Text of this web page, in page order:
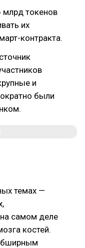
млрд токенов
их
контракта.
и
были
темах —
самом деле
костей.